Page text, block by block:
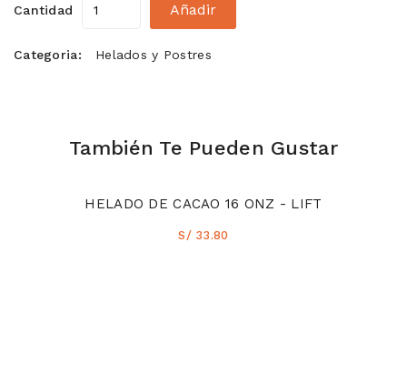
Cantidad Añadir
Categoria: Helados y Postres
También Te Pueden Gustar
HELADO DE CACAO 16 ONZ - LIFT
S/ 33.80